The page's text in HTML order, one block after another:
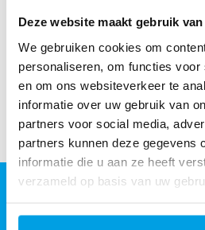
Deze website maakt gebruik
We gebruiken cookies om
personaliseren, om functies voor
en om ons websiteverkeer te
informatie over uw gebruik van
partners voor social media,
partners kunnen deze gegevens
informatie die u aan ze heeft
verzameld op basis van uw
circulatiewater bij warmte- en
Bekijk meer